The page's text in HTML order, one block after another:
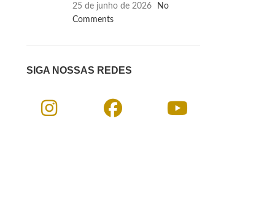
25 de junho de 2026
No
Comments
SIGA NOSSAS REDES